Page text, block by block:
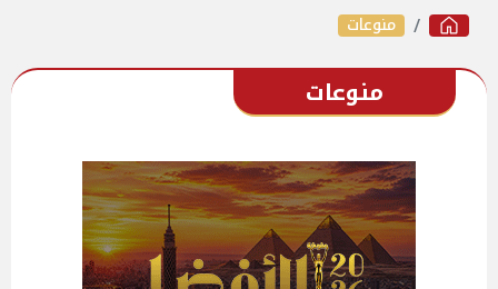
منوعات
منوعات